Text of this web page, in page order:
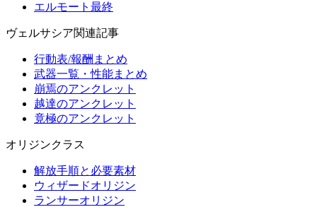
エルモート最終
ヴェルサシア関連記事
行動表/報酬まとめ
武器一覧・性能まとめ
崩焉のアンクレット
越達のアンクレット
竟極のアンクレット
オリジンクラス
解放手順と必要素材
ウィザードオリジン
ランサーオリジン